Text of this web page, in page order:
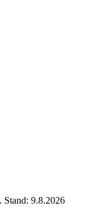
Stand: 9.8.2026